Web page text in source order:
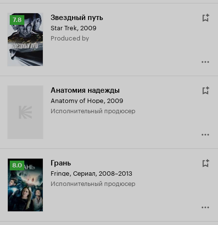
Рейтинг
Кинопоиска
7.8
7.8 Звездный путь
Star Trek, 2009
produced by
Анатомия надежды
Anatomy of Hope, 2009
исполнительный продюсер
Рейтинг
Кинопоиска
8.0
8.0 Грань
Fringe, Сериал, 2008–2013
исполнительный продюсер